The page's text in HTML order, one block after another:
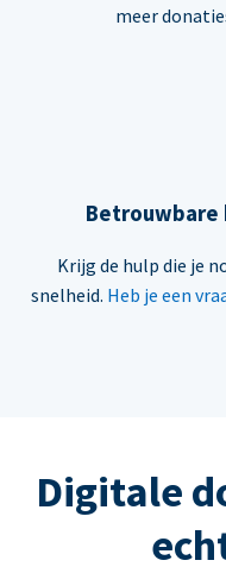
meer
Betrouwbare
Krijg de hulp die je
snelheid. Heb je een
Digitale